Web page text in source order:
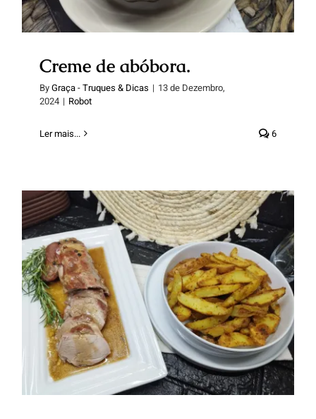
Creme de abóbora.
ByGraça - Truques & Dicas | 13 de Dezembro,
2024 | Robot
Ler mais... 6
Lombinhos de porco com molho
de cerveja e batatas rústicas.